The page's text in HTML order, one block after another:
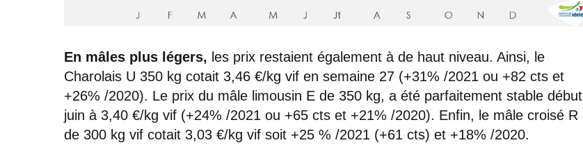
En mâles plus légers, les prix restaient également à de haut niveau. Ainsi, le
Charolais U 350 kg cotait 3,46 €/kg vif en semaine 27 (+31% /2021 ou +82 cts et
+26% /2020). Le prix du mâle limousin E de 350 kg, a été parfaitement stable début
juin à 3,40 €/kg vif (+24% /2021 ou +65 cts et +21% /2020). Enfin, le mâle croisé R
de 300 kg vif cotait 3,03 €/kg vif soit +25 % /2021 (+61 cts) et +18% /2020.